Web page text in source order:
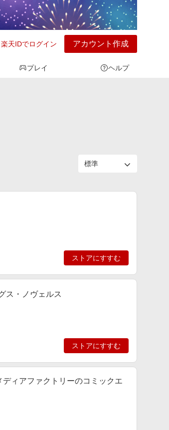
楽天IDでログイン アカウント作成
プレイ ヘルプ
ストアにすすむ
ス・ノヴェルス
ストアにすすむ
ィアファクトリーのコミックエ